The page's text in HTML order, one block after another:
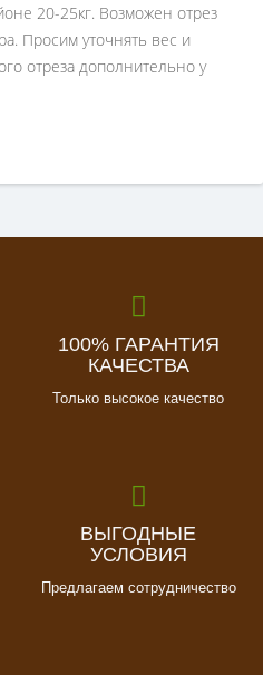
20-25кг. Возможен отрез
Просим уточнять вес и
отреза дополнительно у
100% ГАРАНТИЯ
КАЧЕСТВА
Только высокое качество
ВЫГОДНЫЕ
УСЛОВИЯ
Предлагаем сотрудничество